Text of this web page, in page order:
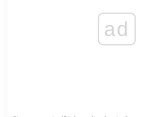
ad